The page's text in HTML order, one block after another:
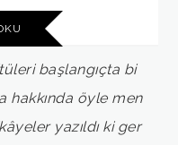
başlangıçta bi
hakkında öyle men
yazıldı ki ger